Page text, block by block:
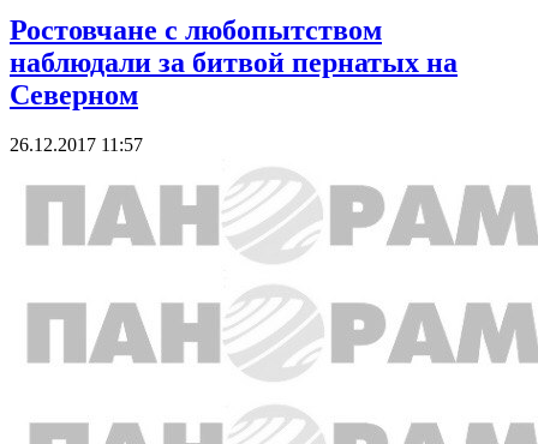
Ростовчане с любопытством
наблюдали за битвой пернатых на
Северном
26.12.2017 11:57